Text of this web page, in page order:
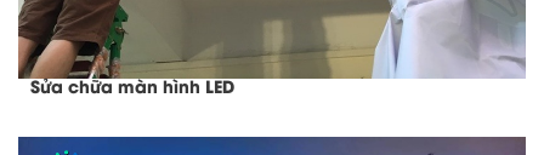
Sửa chữa màn hình LED